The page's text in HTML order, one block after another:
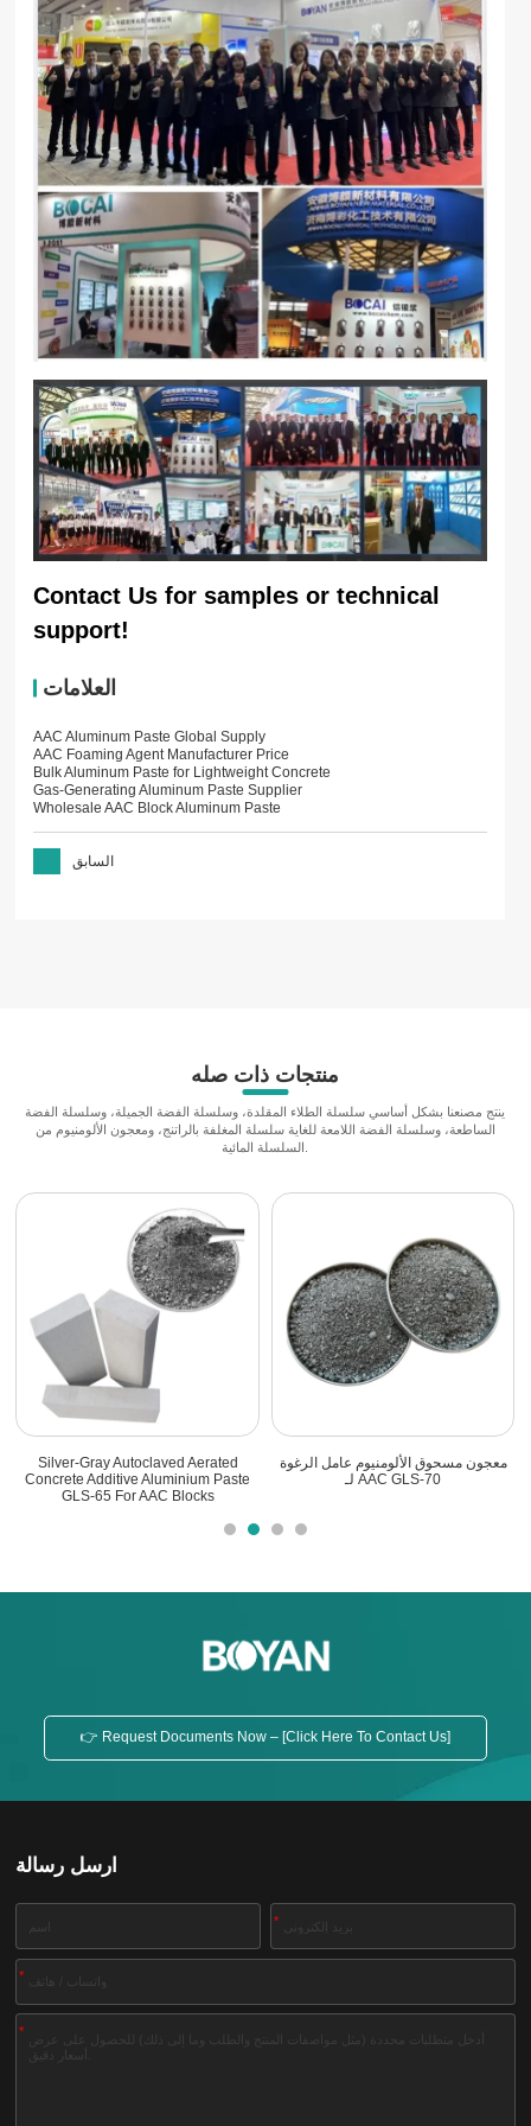
Contact Us for samples or technical
support!
العلامات
AAC Aluminum Paste Global Supply
AAC Foaming Agent Manufacturer Price
Bulk Aluminum Paste for Lightweight Concrete
Gas-Generating Aluminum Paste Supplier
Wholesale AAC Block Aluminum Paste
السابق
منتجات ذات صله
ينتج مصنعنا بشكل أساسي سلسلة الطلاء المقلدة، وسلسلة الفضة الجميلة، وسلسلة الفضة
الساطعة، وسلسلة الفضة اللامعة للغاية سلسلة المغلفة بالراتنج، ومعجون الألومنيوم من
السلسلة المائية.
معجون مسحوق الألومنيوم عامل الرغوة
لـ AAC GLS-70
معجون مسحوق الألومنيوم الإضافي
المثالي لـ AAC GLS-65
👉 Request Documents Now – [Click Here To Contact Us]
ارسل رسالة
*
*
*